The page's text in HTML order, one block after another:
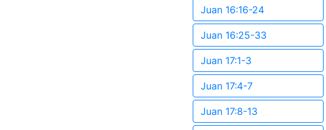
Juan 16:16-24
Juan 16:25-33
Juan 17:1-3
Juan 17:4-7
Juan 17:8-13